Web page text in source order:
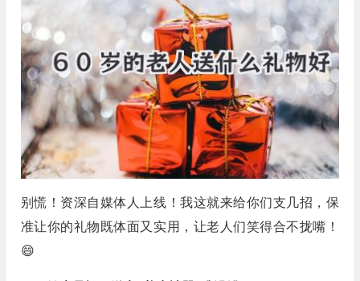
别慌！资深自媒体人上线！我这就来给你们支几招，保
准让你的礼物既体面又实用，让老人们笑得合不拢嘴！
😄